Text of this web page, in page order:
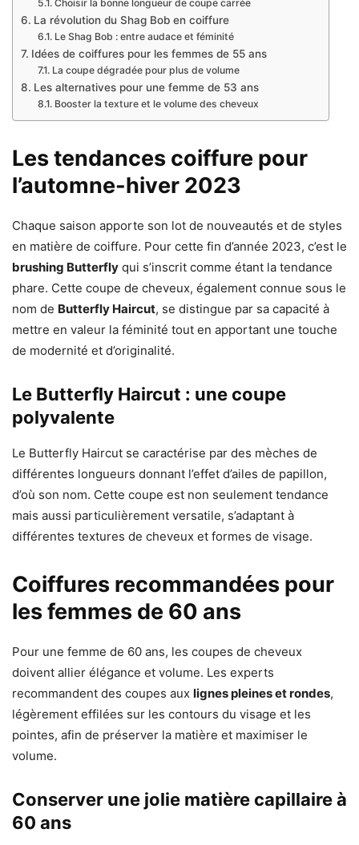
Choisir la bonne longueur de coupe carrée
La révolution du Shag Bob en coiffure
Le Shag Bob : entre audace et féminité
Idées de coiffures pour les femmes de 55 ans
La coupe dégradée pour plus de volume
Les alternatives pour une femme de 53 ans
Booster la texture et le volume des cheveux
Les tendances coiffure pour
l’automne-hiver 2023
Chaque saison apporte son lot de nouveautés et de styles
en matière de coiffure. Pour cette fin d’année 2023, c’est le
brushing Butterfly qui s’inscrit comme étant la tendance
phare. Cette coupe de cheveux, également connue sous le
nom de Butterfly Haircut, se distingue par sa capacité à
mettre en valeur la féminité tout en apportant une touche
de modernité et d’originalité.
Le Butterfly Haircut : une coupe
polyvalente
Le Butterfly Haircut se caractérise par des mèches de
différentes longueurs donnant l’effet d’ailes de papillon,
d’où son nom. Cette coupe est non seulement tendance
mais aussi particulièrement versatile, s’adaptant à
différentes textures de cheveux et formes de visage.
Coiffures recommandées pour
les femmes de 60 ans
Pour une femme de 60 ans, les coupes de cheveux
doivent allier élégance et volume. Les experts
recommandent des coupes aux lignes pleines et rondes,
légèrement effilées sur les contours du visage et les
pointes, afin de préserver la matière et maximiser le
volume.
Conserver une jolie matière capillaire à
60 ans